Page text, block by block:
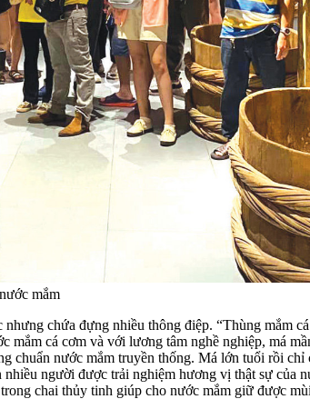
mắm
chứa đựng nhiều thông điệp. “Thùng mắm
cá cơm và với lương tâm nghề nghiệp, má
chuẩn nước mắm truyền thống. Má lớn tuổi rồi
người được trải nghiệm hương vị thật sự của
chai thủy tinh giúp cho nước mắm giữ được